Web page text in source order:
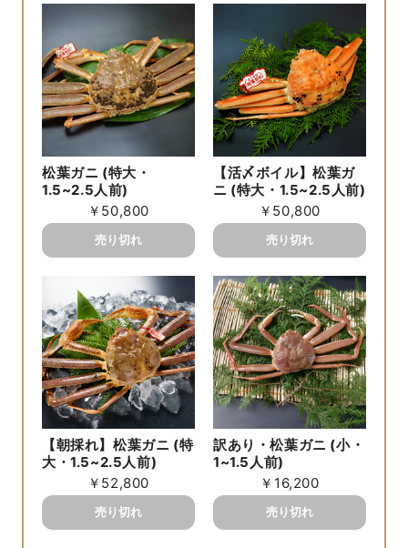
松葉ガニ (特大・
1.5~2.5人前)
￥50,800
【活〆ボイル】松葉ガ
ニ (特大・1.5~2.5人前)
￥50,800
【朝採れ】松葉ガニ (特
大・1.5~2.5人前)
￥52,800
訳あり・松葉ガニ (小・
1~1.5人前)
￥16,200